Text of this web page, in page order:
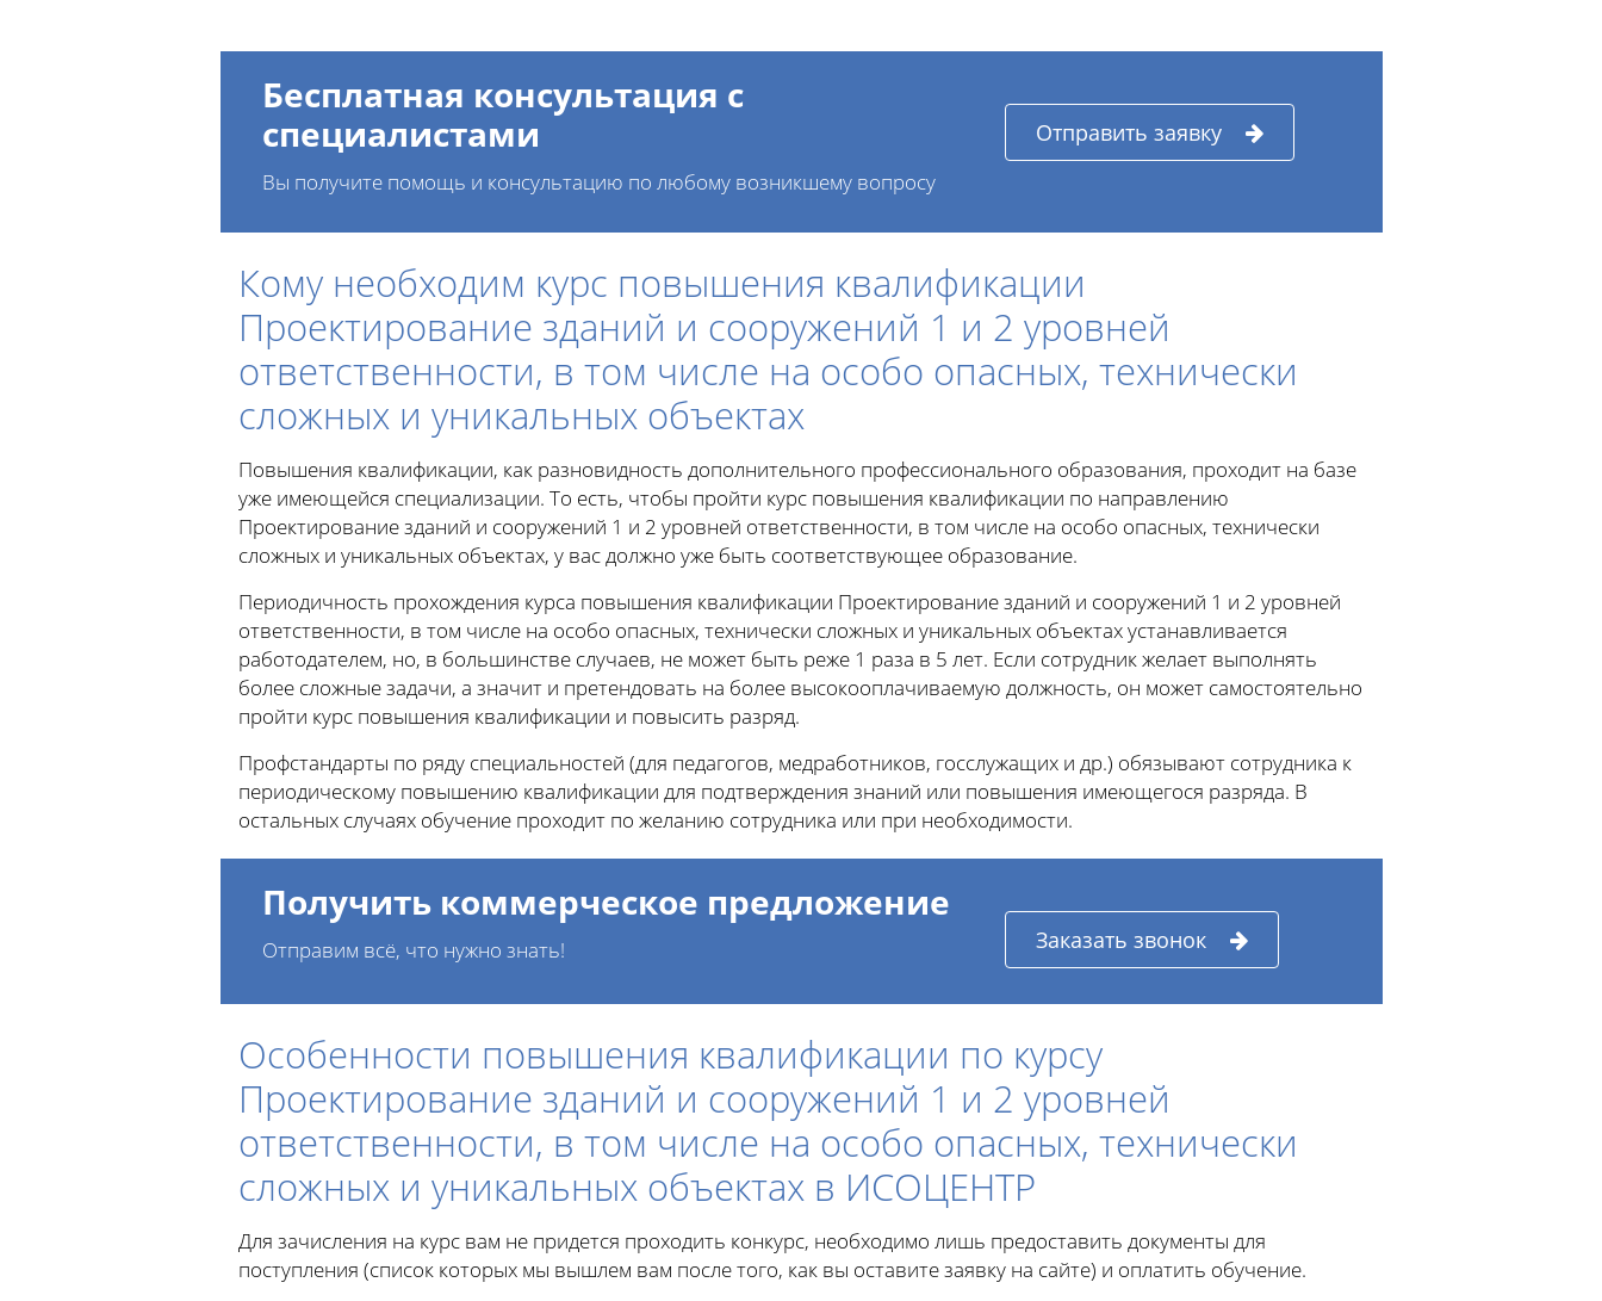
Бесплатная консультация с
специалистами
Вы получите помощь и консультацию по любому возникшему вопросу
Отправить заявку
Кому необходим курс повышения квалификации
Проектирование зданий и сооружений 1 и 2 уровней
ответственности, в том числе на особо опасных, технически
сложных и уникальных объектах
Повышения квалификации, как разновидность дополнительного профессионального образования, проходит на базе
уже имеющейся специализации. То есть, чтобы пройти курс повышения квалификации по направлению
Проектирование зданий и сооружений 1 и 2 уровней ответственности, в том числе на особо опасных, технически
сложных и уникальных объектах, у вас должно уже быть соответствующее образование.
Периодичность прохождения курса повышения квалификации Проектирование зданий и сооружений 1 и 2 уровней
ответственности, в том числе на особо опасных, технически сложных и уникальных объектах устанавливается
работодателем, но, в большинстве случаев, не может быть реже 1 раза в 5 лет. Если сотрудник желает выполнять
более сложные задачи, а значит и претендовать на более высокооплачиваемую должность, он может самостоятельно
пройти курс повышения квалификации и повысить разряд.
Профстандарты по ряду специальностей (для педагогов, медработников, госслужащих и др.) обязывают сотрудника к
периодическому повышению квалификации для подтверждения знаний или повышения имеющегося разряда. В
остальных случаях обучение проходит по желанию сотрудника или при необходимости.
Получить коммерческое предложение
Отправим всё, что нужно знать! Заказать звонок
Особенности повышения квалификации по курсу
Проектирование зданий и сооружений 1 и 2 уровней
ответственности, в том числе на особо опасных, технически
сложных и уникальных объектах в ИСОЦЕНТР
Для зачисления на курс вам не придется проходить конкурс, необходимо лишь предоставить документы для
поступления (список которых мы вышлем вам после того, как вы оставите заявку на сайте) и оплатить обучение.